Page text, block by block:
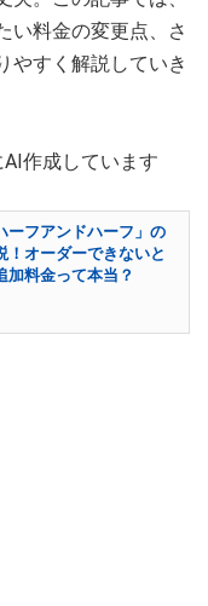
い料金の変更点、さ
やすく解説していき
作成しています
ーフアンドハーフ」の
！オーダーできないと
加料金って本当？